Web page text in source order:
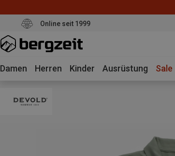
Online seit 1999
Damen Herren Kinder Ausrüstung Sale